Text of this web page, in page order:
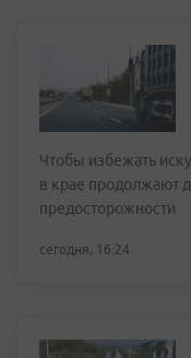
Чтобы избежать
в крае продолжают
предосторожности
сегодня, 16:24